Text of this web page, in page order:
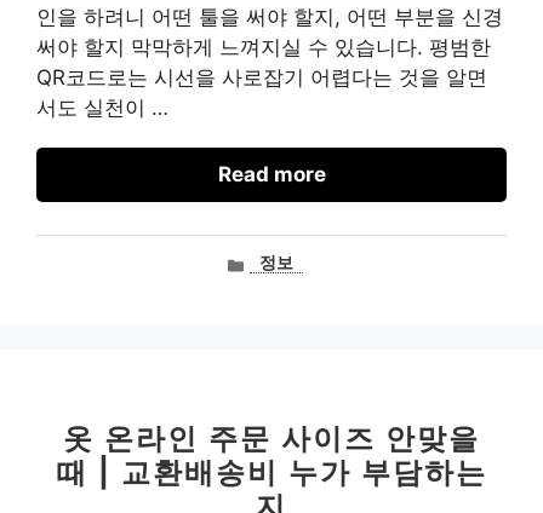
인을 하려니 어떤 툴을 써야 할지, 어떤 부분을 신경
써야 할지 막막하게 느껴지실 수 있습니다. 평범한
QR코드로는 시선을 사로잡기 어렵다는 것을 알면
서도 실천이 …
Read more
카정보
옷 온라인 주문 사이즈 안맞을
때 | 교환배송비 누가 부담하는
지